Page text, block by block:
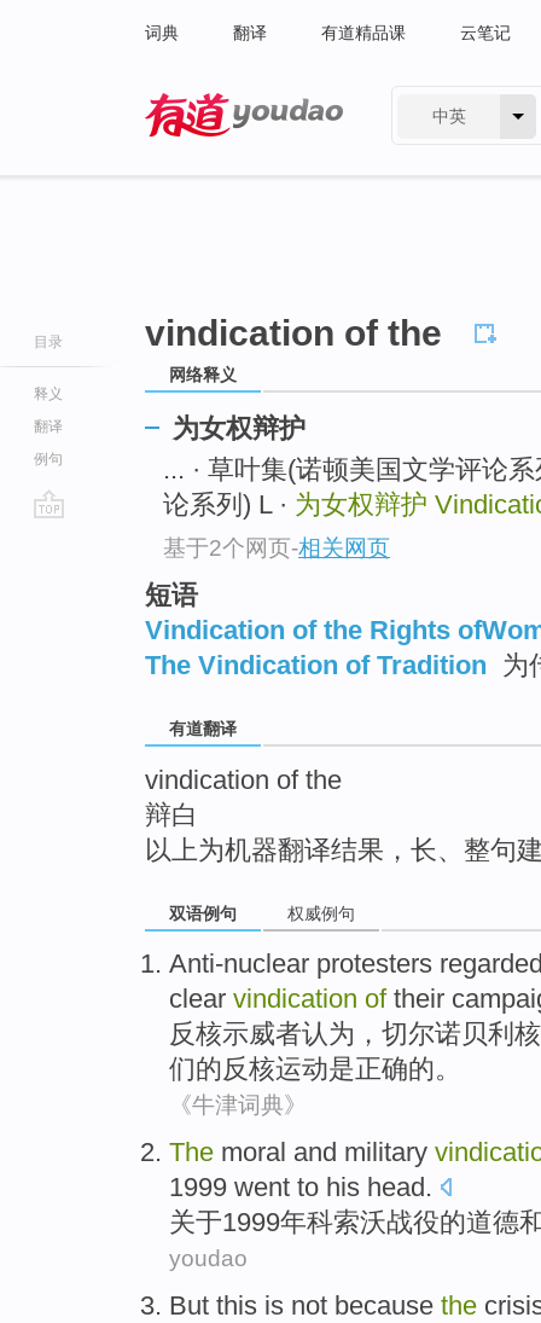
词典 翻译 有道精品课 云笔记
中英
目录
释义
翻译
例句
vindication of the
网络释义
为女权辩护
... · 草叶集(诺顿美国文学评论
论系列) L · 为女权辩护
基于2个网页-相关网页
短语
Vindication of the Rights
The Vindication of Tradition 为
有道翻译
vindication of the
辩白
以上为机器翻译结果，长、整句
双语例句 权威例句
Anti-nuclear protesters
clear vindication of their
反核示威者认为， 切尔诺贝利
们的反核运动是正确的。
《牛津词典》
The moral and military
1999 went to his head.
关于1999年科索沃战役的道德
youdao
But this is not because the